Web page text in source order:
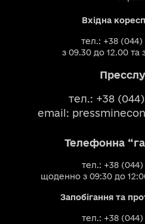
Вхідна
тел.: +38 (044)
з 09.30 до 12.00 та
тел.: +38
email:
Телефонна
тел.: +38 (044)
щоденно з 09:30 до
Запобігання та
тел.: +38